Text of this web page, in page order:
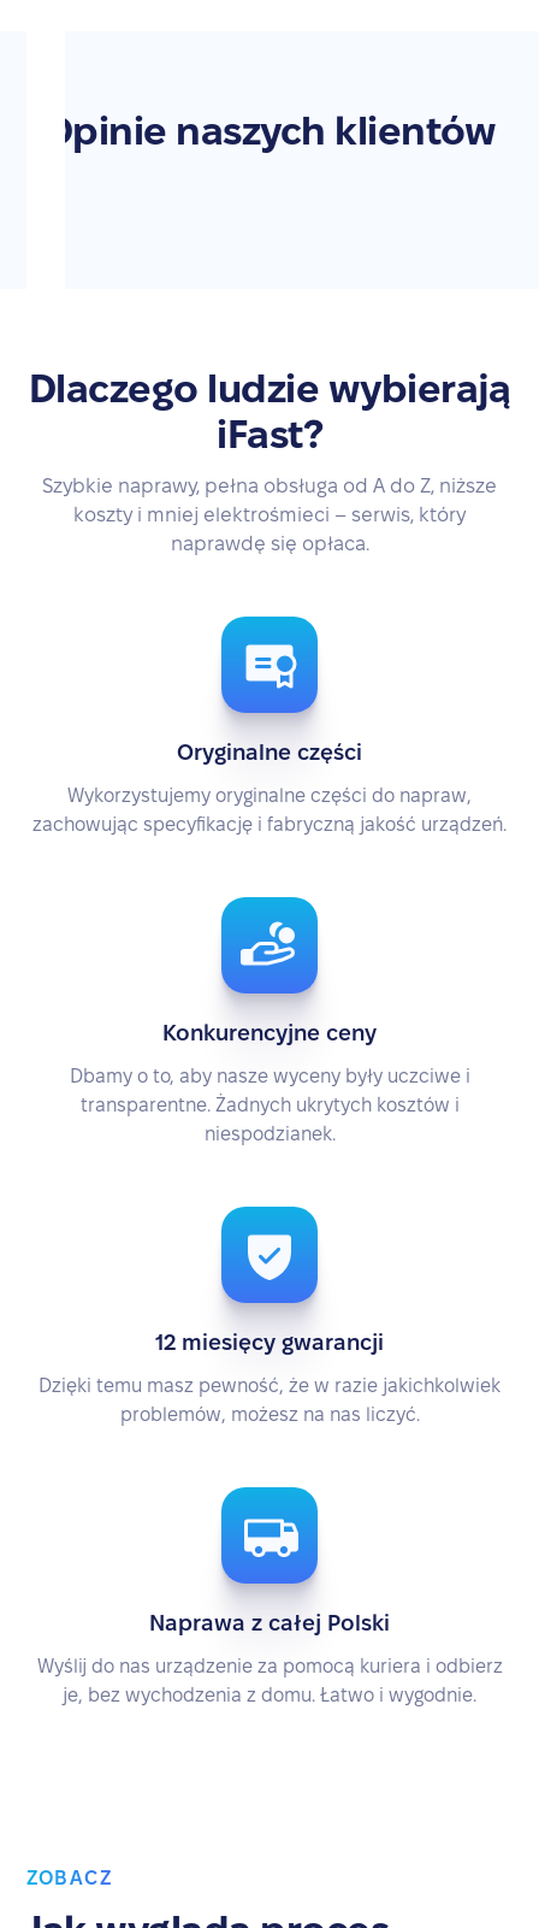
Opinie naszych klientów
Dlaczego ludzie wybierają
iFast?
Szybkie naprawy, pełna obsługa od A do Z, niższe
koszty i mniej elektrośmieci – serwis, który
naprawdę się opłaca.
Oryginalne części
Wykorzystujemy oryginalne części do napraw,
zachowując specyfikację i fabryczną jakość urządzeń.
Konkurencyjne ceny
Dbamy o to, aby nasze wyceny były uczciwe i
transparentne. Żadnych ukrytych kosztów i
niespodzianek.
12 miesięcy gwarancji
Dzięki temu masz pewność, że w razie jakichkolwiek
problemów, możesz na nas liczyć.
Naprawa z całej Polski
Wyślij do nas urządzenie za pomocą kuriera i odbierz
je, bez wychodzenia z domu. Łatwo i wygodnie.
ZOBACZ